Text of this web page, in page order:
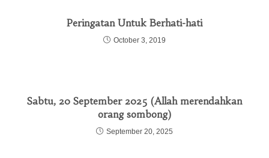
Peringatan Untuk Berhati-hati
October 3, 2019
Sabtu, 20 September 2025 (Allah merendahkan
orang sombong)
September 20, 2025